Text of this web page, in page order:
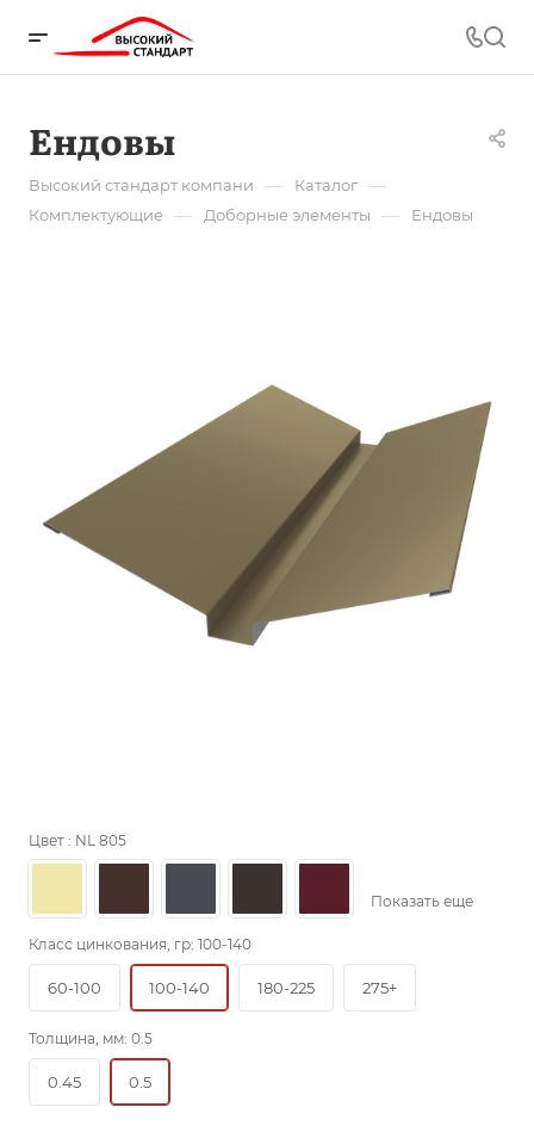
Ендовы
Высокий стандарт компани — Каталог —
Комплектующие — Доборные элементы — Ендовы
Цвет : NL 805
Показать еще
Класс цинкования, гр: 100-140
60-100 100-140 180-225 275+
Толщина, мм: 0.5
0.45 0.5